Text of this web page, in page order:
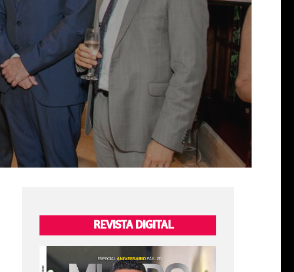
REVISTA DIGITAL